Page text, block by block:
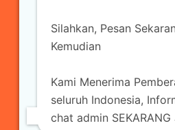
Home
Travel
Kirim Paket
Silahkan, Pesan
Kemudian
Kami Menerima
seluruh Indonesia,
chat admin SEKARANG